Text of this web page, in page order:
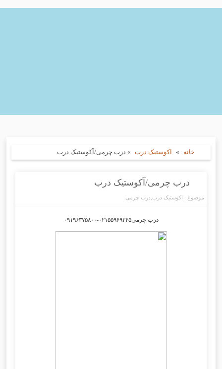
خانه » اکوستیک درب » درب چرمی/آکوستیک درب
درب چرمی/آکوستیک درب
موضوع : اکوستیک درب درب چرمی
درب چرمی۰۲۱۵۵۹۶۹۲۴۵-۰۹۱۹۶۳۷۵۸۰۰